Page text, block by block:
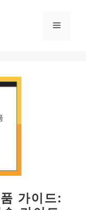
메
가이드: